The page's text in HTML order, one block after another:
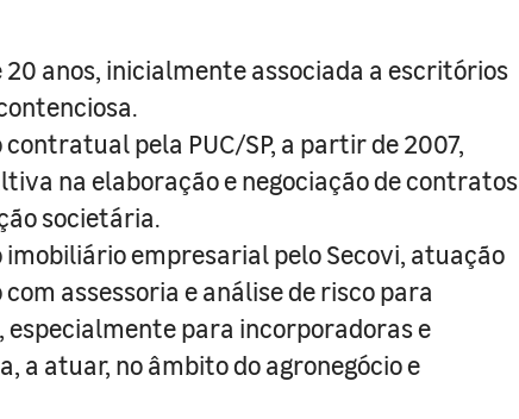
20 anos, inicialmente associada a escritórios
pela PUC/SP, a partir de 2007,
na elaboração e negociação de contratos
societária.
empresarial pelo Secovi, atuação
assessoria e análise de risco para
para incorporadoras e
a atuar, no âmbito do agronegócio e